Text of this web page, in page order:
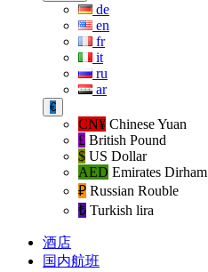
de
en
fr
it
ru
ar
€
CN¥ Chinese Yuan
£ British Pound
$ US Dollar
AED Emirates Dirham
₽‎ Russian Rouble
₺‎ Turkish lira
酒店
国内航班